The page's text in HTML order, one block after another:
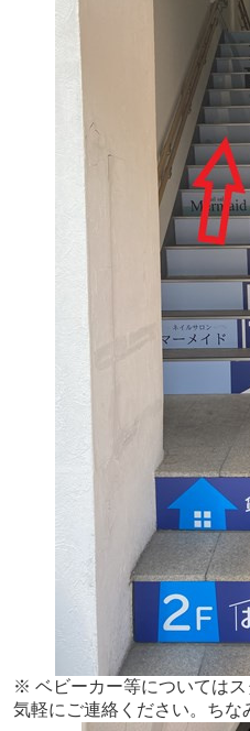
※ ベビーカー等については
気軽にご連絡ください。 ちな